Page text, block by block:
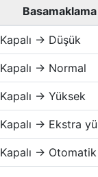
Kapalı → Düşük
Kapalı → Normal
Kapalı → Yüksek
Kapalı → Ekstra
Kapalı → Otomatik